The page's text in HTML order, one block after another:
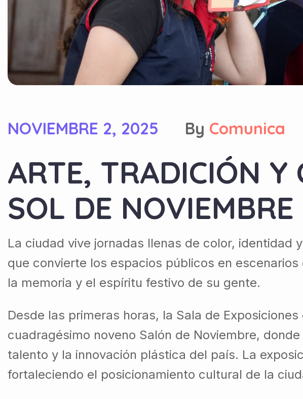
NOVIEMBRE 2, 2025 By Comunica
ARTE, TRADICIÓN Y
SOL DE NOVIEMBRE
La ciudad vive jornadas llenas de color, identidad
que convierte los espacios públicos en
la memoria y el espíritu festivo de su gente.
Desde las primeras horas, la Sala de
cuadragésimo noveno Salón de Noviembre,
talento y la innovación plástica del país. La
fortaleciendo el posicionamiento cultural de la